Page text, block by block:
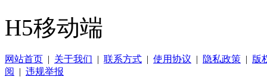
H5移动端
网站首页 | 关于我们 | 联系方式 | 使用协议 | 隐私政策 | 版
阅
| 违规举报